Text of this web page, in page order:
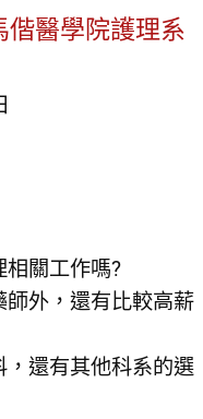
偕醫學院護理系
關工作嗎?
外，還有比較高薪
還有其他科系的選